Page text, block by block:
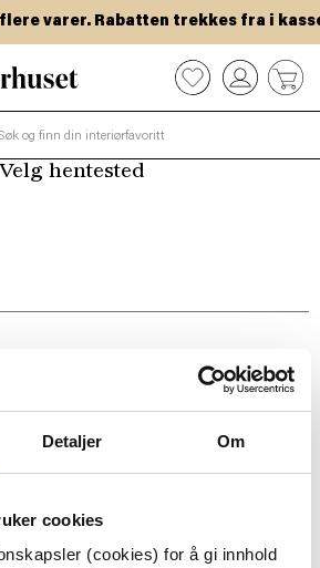
Detaljer Om
cookies
(cookies) for å gi innhold
varer. Rabatten trekkes fra i
0
Velg hentested
vår får du
ogmange fristende